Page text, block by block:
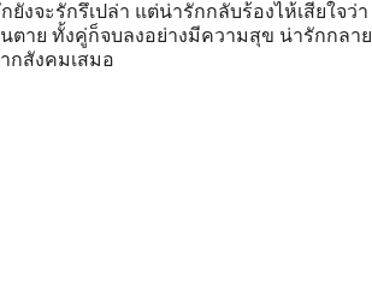
งจะรักรึเปล่า แต่น่ารักกลับร้องไห้เสียใจว่า
ตาย ทั้งคู่ก็จบลงอย่างมีความสุข น่ารักกลาย
กสังคมเสมอ